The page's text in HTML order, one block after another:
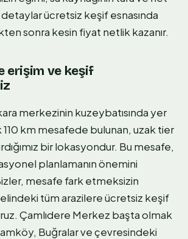
ücretsiz keşif esnasında
sonra kesin fiyat netlik kazanır.
erişim ve keşif
merkezinin kuzeybatısında yer
110 km mesafede bulunan, uzak tier
bir lokasyondur. Bu mesafe,
planlamanın önemini
mesafe fark etmeksizin
tüm arazilere ücretsiz keşif
Çamlıdere Merkez başta olmak
Buğralar ve çevresindeki